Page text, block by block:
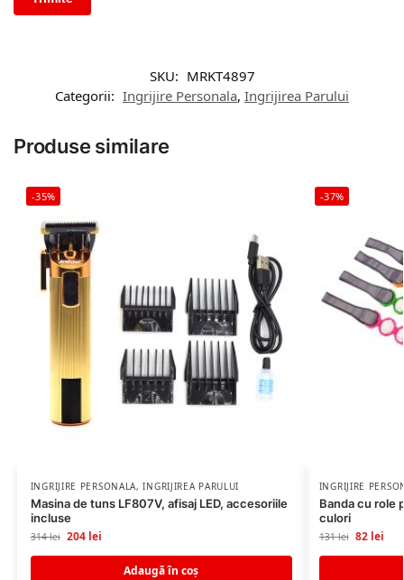
SKU: MRKT4897
Categorii: Ingrijire Personala, Ingrijirea Parului
Produse similare
-35%
INGRIJIRE PERSONALA,INGRIJIREA PARULUI
Masina de tuns LF807V, afisaj LED, accesoriile
incluse
314lei 204 lei
Adaugă în coș
-37%
INGRIJIRE
Banda cu role
culori
131lei 82 lei